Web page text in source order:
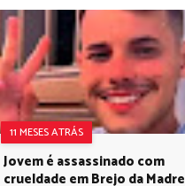
11 MESES ATRÁS
Jovem é assassinado com
crueldade em Brejo da Madre